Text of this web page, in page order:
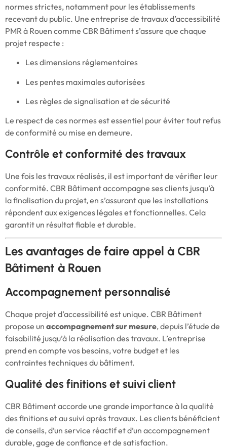
normes strictes, notamment pour les établissements
recevant du public. Une entreprise de travaux d’accessibilité
PMR à Rouen comme CBR Bâtiment s’assure que chaque
projet respecte :
Les dimensions réglementaires
Les pentes maximales autorisées
Les règles de signalisation et de sécurité
Le respect de ces normes est essentiel pour éviter tout refus
de conformité ou mise en demeure.
Contrôle et conformité des travaux
Une fois les travaux réalisés, il est important de vérifier leur
conformité. CBR Bâtiment accompagne ses clients jusqu’à
la finalisation du projet, en s’assurant que les installations
répondent aux exigences légales et fonctionnelles. Cela
garantit un résultat fiable et durable.
Les avantages de faire appel à CBR
Bâtiment à Rouen
Accompagnement personnalisé
Chaque projet d’accessibilité est unique. CBR Bâtiment
propose un accompagnement sur mesure, depuis l’étude de
faisabilité jusqu’à la réalisation des travaux. L’entreprise
prend en compte vos besoins, votre budget et les
contraintes techniques du bâtiment.
Qualité des finitions et suivi client
CBR Bâtiment accorde une grande importance à la qualité
des finitions et au suivi après travaux. Les clients bénéficient
de conseils, d’un service réactif et d’un accompagnement
durable, gage de confiance et de satisfaction.